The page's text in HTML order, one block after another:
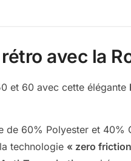
avec la
et 60 avec cette élégante
de 60% Polyester et 40%
technologie « zero